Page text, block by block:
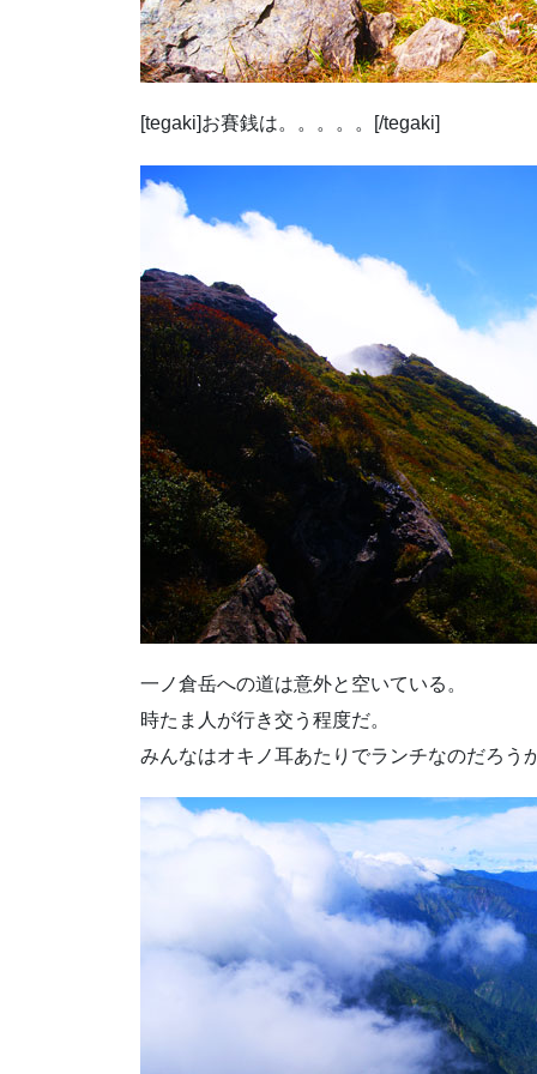
[tegaki]お賽銭は。。。。。[/tegaki]
一ノ倉岳への道は意外と空いている。
時たま人が行き交う程度だ。
みんなはオキノ耳あたりでランチなのだろう